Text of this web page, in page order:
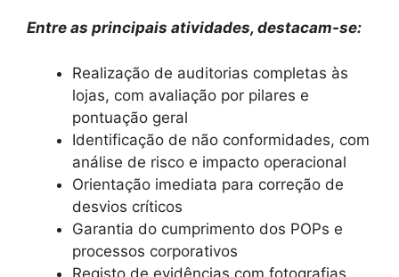
Entre as principais atividades, destacam-se:
Realização de auditorias completas às
lojas, com avaliação por pilares e
pontuação geral
Identificação de não conformidades, com
análise de risco e impacto operacional
Orientação imediata para correção de
desvios críticos
Garantia do cumprimento dos POPs e
processos corporativos
Registo de evidências com fotografias,